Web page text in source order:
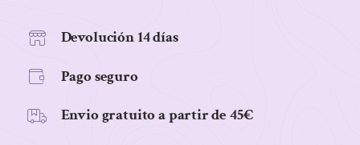
Devolución 14 días
Pago seguro
Envio gratuito a partir de 45€